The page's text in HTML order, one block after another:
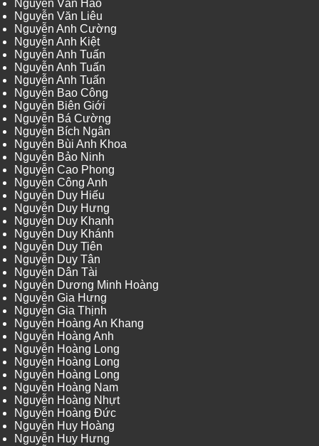
Nguyễn Văn Hào
Nguyễn Văn Liêu
Nguyễn Anh Cường
Nguyễn Anh Kiệt
Nguyễn Anh Tuấn
Nguyễn Anh Tuấn
Nguyễn Anh Tuấn
Nguyễn Bao Công
Nguyễn Biên Giới
Nguyễn Bá Cường
Nguyễn Bích Ngân
Nguyễn Bùi Anh Khoa
Nguyễn Bảo Ninh
Nguyễn Cao Phong
Nguyễn Công Anh
Nguyễn Duy Hiếu
Nguyễn Duy Hưng
Nguyễn Duy Khanh
Nguyễn Duy Khánh
Nguyễn Duy Tiên
Nguyễn Duy Tân
Nguyễn Dân Tài
Nguyễn Dương Minh Hoàng
Nguyễn Gia Hưng
Nguyễn Gia Thịnh
Nguyễn Hoàng An Khang
Nguyễn Hoàng Anh
Nguyễn Hoàng Long
Nguyễn Hoàng Long
Nguyễn Hoàng Long
Nguyễn Hoàng Nam
Nguyễn Hoàng Nhựt
Nguyễn Hoàng Đức
Nguyễn Huy Hoàng
Nguyễn Huy Hưng